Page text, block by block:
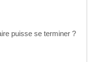
puisse se terminer ?